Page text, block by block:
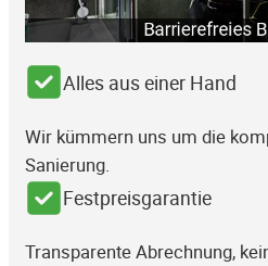
Alles aus einer Hand
Wir kümmern uns um die
Sanierung.
Festpreisgarantie
Transparente Abrechnung,